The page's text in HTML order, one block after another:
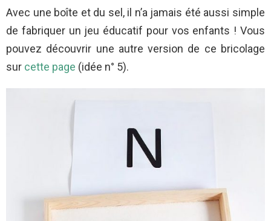
Avec une boîte et du sel, il n’a jamais été aussi simple
de fabriquer un jeu éducatif pour vos enfants ! Vous
pouvez découvrir une autre version de ce bricolage
sur cette page (idée n° 5).